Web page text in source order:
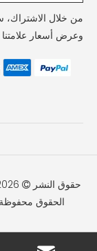
من خلال الاشتراك،
وعرض أسعار علامتنا
حقوق النشر 
الحقوق